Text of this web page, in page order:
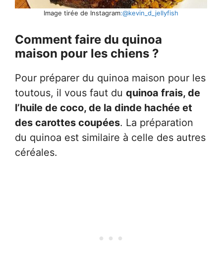
Image tirée de Instagram:@kevin_d_jellyfish
Comment faire du quinoa
maison pour les chiens ?
Pour préparer du quinoa maison pour les
toutous, il vous faut du quinoa frais, de
l’huile de coco, de la dinde hachée et
des carottes coupées. La préparation
du quinoa est similaire à celle des autres
céréales.